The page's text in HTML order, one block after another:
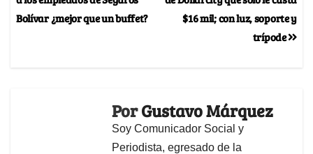
$16 mil; con luz, soporte y
trípode
Bolívar ¿mejor que un buffet?
PorGustavo Márquez
Soy Comunicador Social y
Periodista, egresado de la